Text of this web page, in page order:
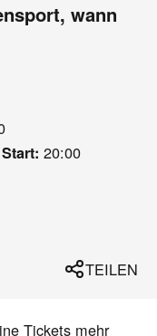
wann
Start: 20:00
TEILEN
Tickets mehr